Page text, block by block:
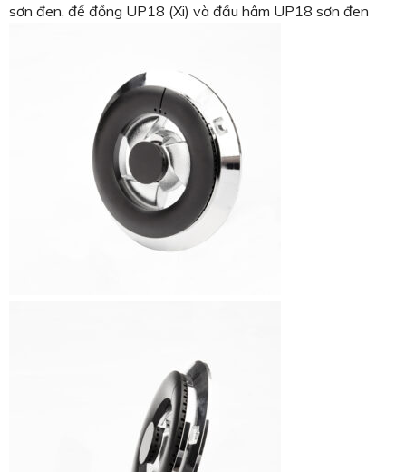
sơn đen, đế đồng UP18 (Xi) và đầu hâm UP18 sơn đen